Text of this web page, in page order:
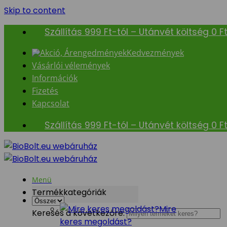
Skip to content
Szállítás 999 Ft-tól – Utánvét költség 0 Ft
Kedvezmények
Vásárlói vélemények
Információk
Fizetés
Kapcsolat
Szállítás 999 Ft-tól – Utánvét költség 0 Ft
Menü
Keresés a következőre:
Termékkategóriák
Mire
keres megoldást?